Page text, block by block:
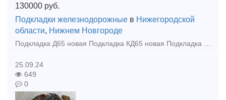
130000 руб.
Подкладки железнодорожные в Нижегородской
области, Нижнем Новгороде
Подкладка Д65 новая Подкладка КД65 новая Подкладка КБ65 новая Цена договорная. Потребность : Рельсы р65 12,5м 1 группа, 2 группа износа до 200тн Накладка 2р65 бу до 100тн Подкладка КБ6
25.09.24
649
0